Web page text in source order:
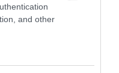
and other